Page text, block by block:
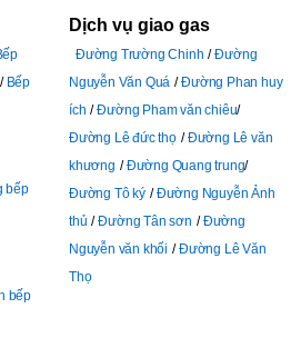
Bếp
bếp
bếp
Dịch vụ giao gas
Đường Trường Chinh
Đường
Nguyễn Văn Quá
Đường Phan huy
ích
Đường Pham văn chiêu
Đường Lê đức thọ
Đường Lê văn
khương
Đường Quang trung
Đường Tô ký
Đường Nguyễn Ảnh
thủ
Đường Tân sơn
Đường
Nguyễn văn khối
Đường Lê Văn
Thọ